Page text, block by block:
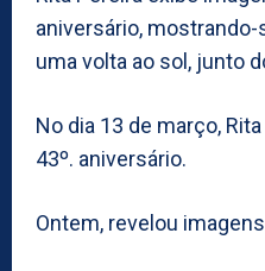
aniversário,
uma volta ao sol, junto
No dia 13 de março,
43º. aniversário.
Ontem, revelou